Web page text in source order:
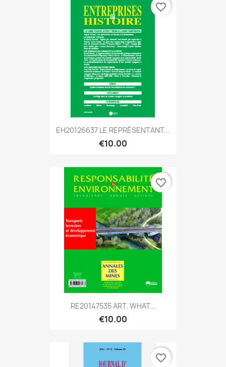
EH20126637 LE REPRÉSENTANT...
€10.00
favorite_border
RE20147535 ART. WHAT...
€10.00
favorite_border
favorite_border